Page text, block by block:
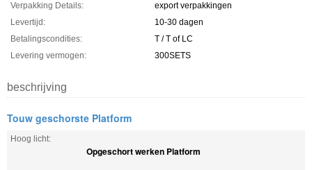
Verpakking Details:
export verpakkingen
Levertijd:
10-30 dagen
Betalingscondities:
T / T of LC
Levering vermogen:
300SETS
beschrijving
Touw geschorste Platform
Hoog licht:
Opgeschort werken Platform